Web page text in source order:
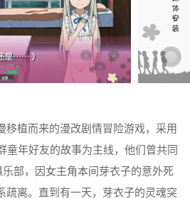
移植而来的漫改剧情冒险游戏，采用
童年好友的故事为主线，他们曾共同
乐部，因女主角本间芽衣子的意外死
疏离。直到有一天，芽衣子的灵魂突